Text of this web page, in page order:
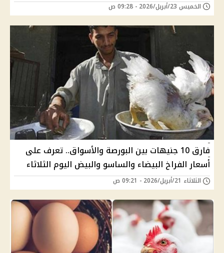
الخميس 23/أبريل/2026 - 09:28 ص
فارق 10 جنيهات بين البورصة والأسواق.. تعرف على
أسعار الفراخ البيضاء والساسو والبيض اليوم الثلاثاء
الثلاثاء 21/أبريل/2026 - 09:21 ص